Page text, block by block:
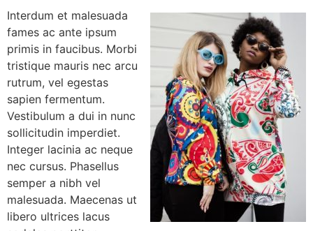
Interdum et malesuada
fames ac ante ipsum
primis in faucibus. Morbi
tristique mauris nec arcu
rutrum, vel egestas
sapien fermentum.
Vestibulum a dui in nunc
sollicitudin imperdiet.
Integer lacinia ac neque
nec cursus. Phasellus
semper a nibh vel
malesuada. Maecenas ut
libero ultrices lacus